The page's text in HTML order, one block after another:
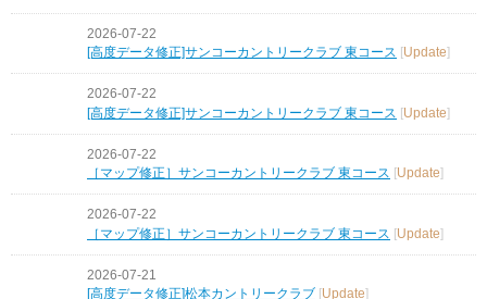
2026-07-22
[高度データ修正]サンコーカントリークラブ 東コース
Update
2026-07-22
[高度データ修正]サンコーカントリークラブ 東コース [Update]
2026-07-22
［マップ修正］サンコーカントリークラブ 東コース [Update]
2026-07-22
［マップ修正］サンコーカントリークラブ 東コース [Update]
2026-07-21
[高度データ修正]松本カントリークラブ [Update]